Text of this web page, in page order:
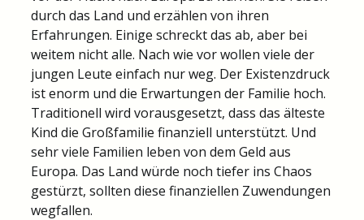
durch das Land und erzählen von ihren
Erfahrungen. Einige schreckt das ab, aber bei
weitem nicht alle. Nach wie vor wollen viele der
jungen Leute einfach nur weg. Der Existenzdruck
ist enorm und die Erwartungen der Familie hoch.
Traditionell wird vorausgesetzt, dass das älteste
Kind die Großfamilie finanziell unterstützt. Und
sehr viele Familien leben von dem Geld aus
Europa. Das Land würde noch tiefer ins Chaos
gestürzt, sollten diese finanziellen Zuwendungen
wegfallen.